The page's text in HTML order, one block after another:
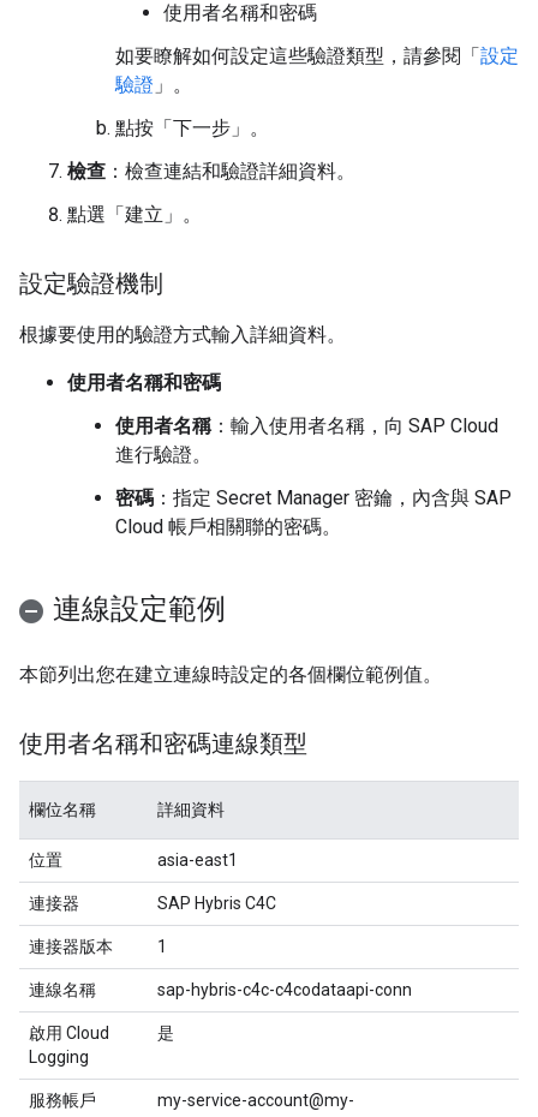
使用者名稱和密碼
如要瞭解如何設定這些驗證類型，請參閱「設定
驗證 」。
點按「下一步」 。
檢查 ：檢查連結和驗證詳細資料。
點選「建立」 。
設定驗證機制
根據要使用的驗證方式輸入詳細資料。
使用者名稱和密碼
使用者名稱：輸入使用者名稱，向 SAP Cloud
進行驗證。
密碼 ：指定 Secret Manager 密鑰，內含與 SAP
Cloud 帳戶相關聯的密碼。
連線設定範例
本節列出您在建立連線時設定的各個欄位範例值。
使用者名稱和密碼連線類型
欄位名稱 詳細資料
位置 asia-east1
連接器 SAP Hybris C4C
連接器版本 1
連線名稱 sap-hybris-c4c-c4codataapi-conn
啟用 Cloud
Logging
是
服務帳戶
my-service-account@my-